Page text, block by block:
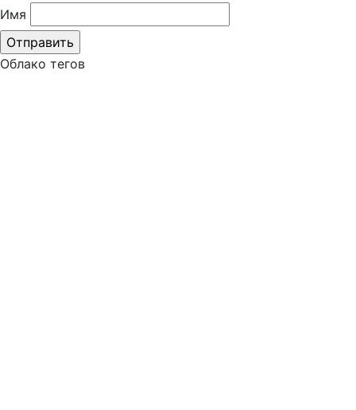
Имя
Облако тегов